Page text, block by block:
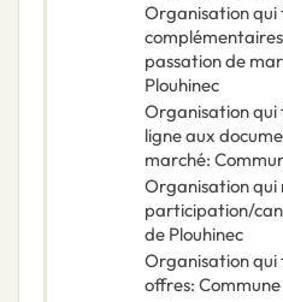
Organisation
passation de
Plouhinec
Organisation qui
ligne aux
marché:
Organisation qui
participation/
de Plouhinec
Organisation qui
offres: